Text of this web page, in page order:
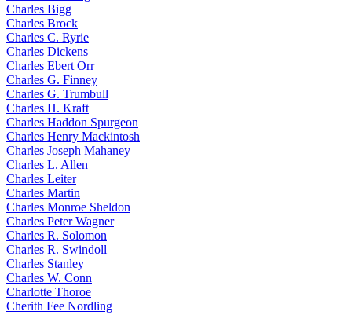
Charles Bigg
Charles Brock
Charles C. Ryrie
Charles Dickens
Charles Ebert Orr
Charles G. Finney
Charles G. Trumbull
Charles H. Kraft
Charles Haddon Spurgeon
Charles Henry Mackintosh
Charles Joseph Mahaney
Charles L. Allen
Charles Leiter
Charles Martin
Charles Monroe Sheldon
Charles Peter Wagner
Charles R. Solomon
Charles R. Swindoll
Charles Stanley
Charles W. Conn
Charlotte Thoroe
Cherith Fee Nordling